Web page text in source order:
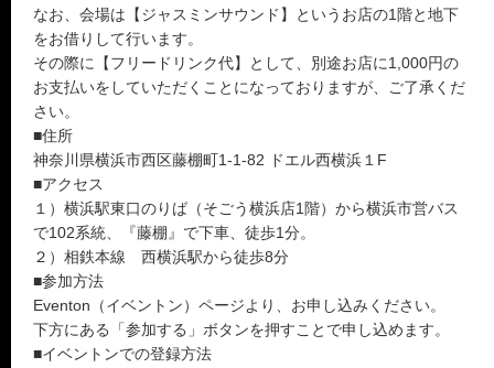
なお、会場は【ジャスミンサウンド】というお店の1階と地下
をお借りして行います。
その際に【フリードリンク代】として、別途お店に1,000円の
お支払いをしていただくことになっておりますが、ご了承くだ
さい。
■住所
神奈川県横浜市西区藤棚町1-1-82 ドエル西横浜１F
■アクセス
１）横浜駅東口のりば（そごう横浜店1階）から横浜市営バス
で102系統、『藤棚』で下車、徒歩1分。
２）相鉄本線 西横浜駅から徒歩8分
■参加方法
Eventon（イベントン）ページより、お申し込みください。
下方にある「参加する」ボタンを押すことで申し込めます。
■イベントンでの登録方法